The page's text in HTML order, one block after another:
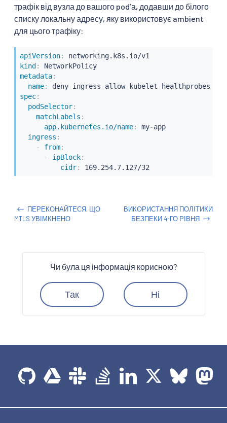
трафік від вузла до вашого podʼа, додавши до білого
списку локальну адресу, яку використовує ambient
для цього трафіку:
apiVersion:
kind :
NetworkPolicy
metadata:
name: deny-ingress-allow- kubelet-
spec:
podSelector:
matchLabels :
app.kubernetes.io/name: my-app
ingress :
-
from:
-
ipBlock:
cidr: 169.254.7.127/32
ПЕРЕКОНАЙТЕСЯ, ЩО
MTLS УВІМКНЕНО
ВИКОРИСТАННЯ ПОЛІТИКИ
БЕЗПЕКИ 4-ГО РІВНЯ
Чи була ця інформація корисною?
Так Ні